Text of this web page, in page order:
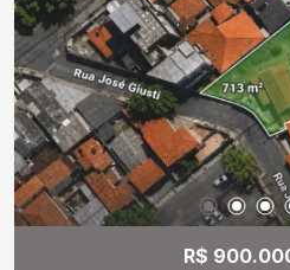
-Portaria 24 horas
tipo gaiola.
R$